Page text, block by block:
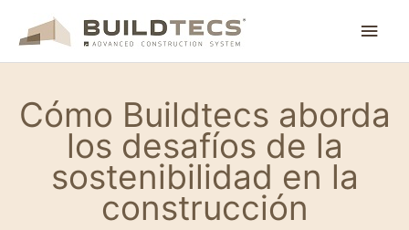
contenido
Cómo Buildtecs aborda
los desafíos de la
sostenibilidad en la
construcción